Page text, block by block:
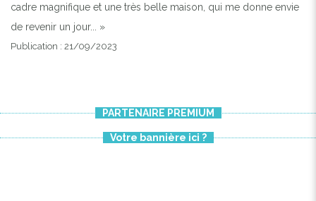
cadre magnifique et une très belle maison, qui me donne envie
de revenir un jour... »
Publication : 21/09/2023
PARTENAIRE PREMIUM
Votre bannière ici ?